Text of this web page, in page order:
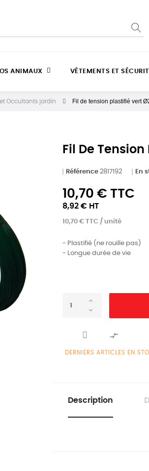
ANIMAUX VÊTEMENTS ET
Occultants jardin Fil de tension plastifié vert
Fil De
Référence 2817192 En
10,70 € TTC
8,92 € HT
10,70 € TTC / unité
- Plastifié (ne rouille pas)
- Longue durée de vie

DERNIERS ARTICLES EN
Description